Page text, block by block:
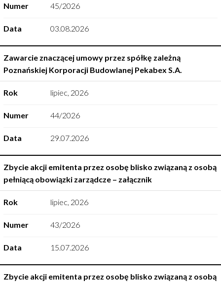
Numer 45/2026
Data 03.08.2026
Zawarcie znaczącej umowy przez spółkę zależną
Poznańskiej Korporacji Budowlanej Pekabex S.A.
Rok lipiec 2026
Numer 44/2026
Data 29.07.2026
Zbycie akcji emitenta przez osobę blisko związaną z osobą
pełniącą obowiązki zarządcze – załącznik
Rok lipiec 2026
Numer 43/2026
Data 15.07.2026
Zbycie akcji emitenta przez osobę blisko związaną z osobą